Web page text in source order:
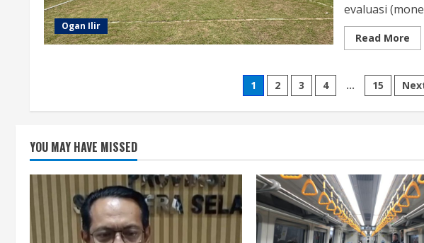
Ogan Ilir
evaluasi
Read More
1 2 3 4 … 15
YOU MAY HAVE MISSED